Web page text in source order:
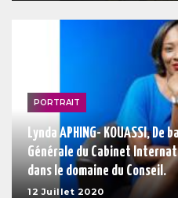
PORTRAIT
Lynda APHING- KOUASSI,
Générale du Cabinet
dans le domaine du Conseil.
12 Juillet 2020